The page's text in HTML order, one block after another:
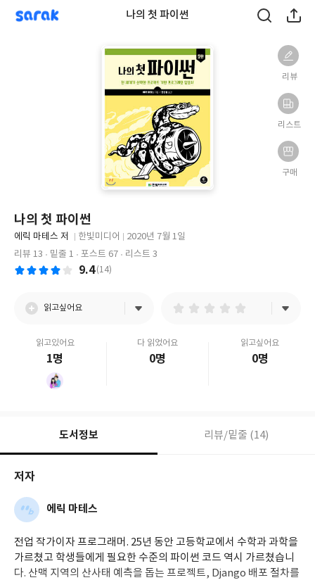
sarak 나의 첫 파이썬
리뷰
리스트
구매
나의 첫 파이썬
글
쓴
에릭 마테스 저
사
한빛미디어
출
2020년 7월 1일
리뷰 13
밑줄 1 포스트 67 리스트 3
9.4 (14)
읽고싶어요
읽고있어요
1명
다 읽었어요
0명
읽고싶어요
0명
도서정보 리뷰/밑줄 (14)
저자
에릭 마테스
전업 작가이자 프로그래머. 25년 동안 고등학교에서 수학과 과학을
가르쳤고 학생들에게 필요한 수준의 파이썬 코드 역시 가르쳤습니
다. 산맥 지역의 산사태 예측을 돕는 프로젝트, Django 배포 절차를